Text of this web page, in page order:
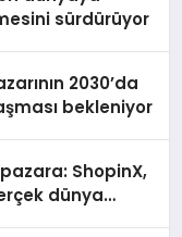
sürdürüyor
2030’da
bekleniyor
ShopinX,
dünya